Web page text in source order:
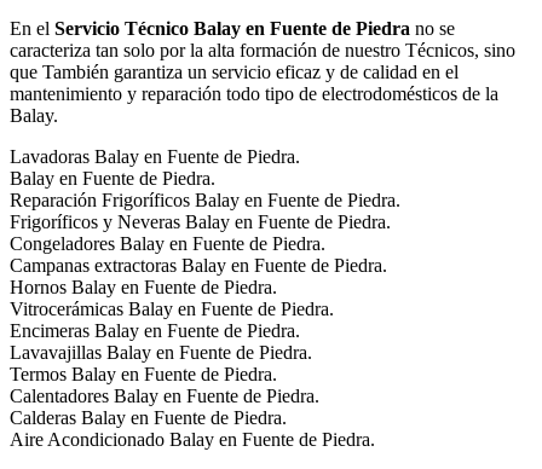
En el Servicio Técnico Balay en Fuente de Piedra no se
caracteriza tan solo por la alta formación de nuestro Técnicos, sino
que También garantiza un servicio eficaz y de calidad en el
mantenimiento y reparación todo tipo de electrodomésticos de la
Balay.
Lavadoras Balay en Fuente de Piedra.
Balay en Fuente de Piedra.
Reparación Frigoríficos Balay en Fuente de Piedra.
Frigoríficos y Neveras Balay en Fuente de Piedra.
Congeladores Balay en Fuente de Piedra.
Campanas extractoras Balay en Fuente de Piedra.
Hornos Balay en Fuente de Piedra.
Vitrocerámicas Balay en Fuente de Piedra.
Encimeras Balay en Fuente de Piedra.
Lavavajillas Balay en Fuente de Piedra.
Termos Balay en Fuente de Piedra.
Calentadores Balay en Fuente de Piedra.
Calderas Balay en Fuente de Piedra.
Aire Acondicionado Balay en Fuente de Piedra.